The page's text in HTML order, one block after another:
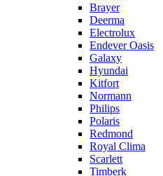
Brayer
Deerma
Electrolux
Endever Oasis
Galaxy
Hyundai
Kitfort
Normann
Philips
Polaris
Redmond
Royal Clima
Scarlett
Timberk